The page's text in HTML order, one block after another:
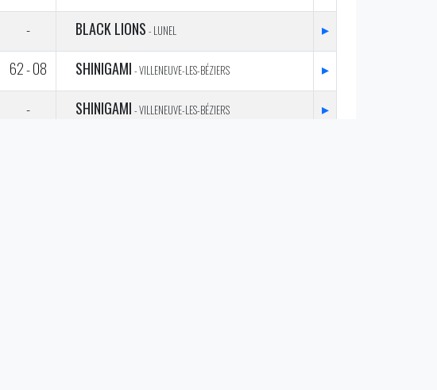
- BLACK LIONS - LUNEL
▸
62 - 08 SHINIGAMI - VILLENEUVE-LES-BÉZIERS
▸
- SHINIGAMI - VILLENEUVE-LES-BÉZIERS
▸